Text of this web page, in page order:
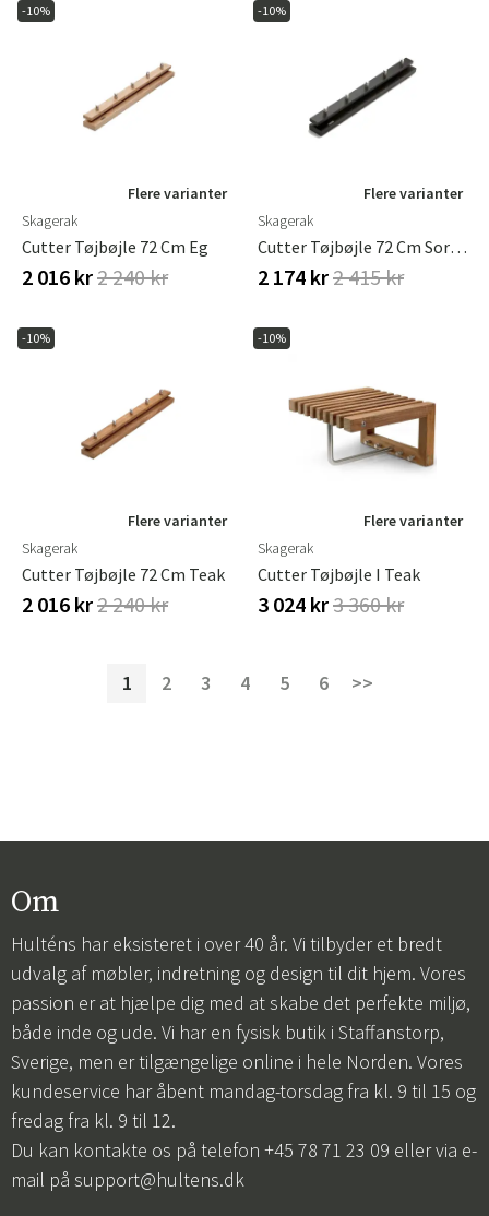
-10%
Flere varianter
Skagerak
Cutter Tøjbøjle 72 Cm Eg
2 016 kr2 240 kr
-10%
Flere varianter
Skagerak
Cutter Tøjbøjle 72 Cm Sort Eg
2 174 kr2 415 kr
-10%
Flere varianter
Skagerak
Cutter Tøjbøjle 72 Cm Teak
2 016 kr2 240 kr
-10%
Flere varianter
Skagerak
Cutter Tøjbøjle I Teak
3 024 kr3 360 kr
1 2 3 4 5 6 >>
Om
Hulténs har eksisteret i over 40 år. Vi tilbyder et bredt
udvalg af møbler, indretning og design til dit hjem. Vores
passion er at hjælpe dig med at skabe det perfekte miljø,
både inde og ude. Vi har en fysisk butik i Staffanstorp,
Sverige, men er tilgængelige online i hele Norden. Vores
kundeservice har åbent mandag-torsdag fra kl. 9 til 15 og
fredag fra kl. 9 til 12.
Du kan kontakte os på telefon +45 78 71 23 09 eller via e-
mail på support@hultens.dk